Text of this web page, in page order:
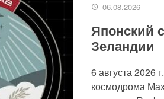
06.08.2026
Японский
Зеландии
6 августа 2026
космодрома